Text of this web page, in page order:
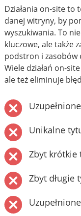
Działania on-site to
danej witryny, by
wyszukiwania. To
kluczowe, ale także
podstron i zasobów
Wiele działań on-
ale też eliminuje
Unikalne
Zbyt krótkie
Zbyt długie